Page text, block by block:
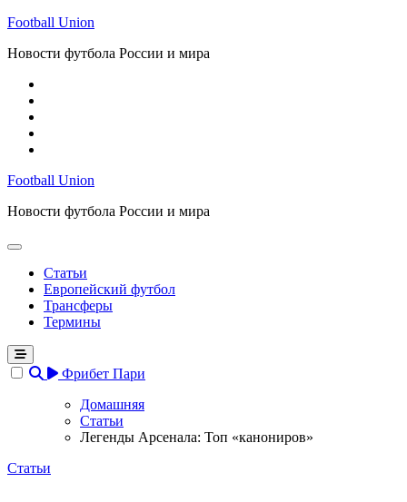
Перейти
содержимому
Football Union
Новости футбола России и мира
Football Union
Новости футбола России и мира
Статьи
Европейский футбол
Трансферы
Термины
Фрибет Пари
Домашняя
Статьи
Легенды Арсенала: Топ «канониров»
Статьи